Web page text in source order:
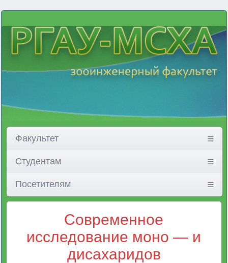
Факультет
Студентам
Посетителям
Современное
исследование моно — и
дисахаридов